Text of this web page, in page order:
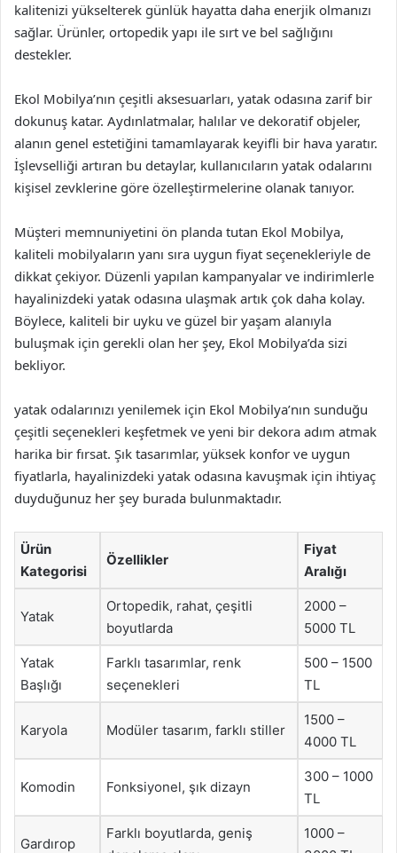
kalitenizi yükselterek günlük hayatta daha enerjik olmanızı
sağlar. Ürünler, ortopedik yapı ile sırt ve bel sağlığını
destekler.
Ekol Mobilya’nın çeşitli aksesuarları, yatak odasına zarif bir
dokunuş katar. Aydınlatmalar, halılar ve dekoratif objeler,
alanın genel estetiğini tamamlayarak keyifli bir hava yaratır.
İşlevselliği artıran bu detaylar, kullanıcıların yatak odalarını
kişisel zevklerine göre özelleştirmelerine olanak tanıyor.
Müşteri memnuniyetini ön planda tutan Ekol Mobilya,
kaliteli mobilyaların yanı sıra uygun fiyat seçenekleriyle de
dikkat çekiyor. Düzenli yapılan kampanyalar ve indirimlerle
hayalinizdeki yatak odasına ulaşmak artık çok daha kolay.
Böylece, kaliteli bir uyku ve güzel bir yaşam alanıyla
buluşmak için gerekli olan her şey, Ekol Mobilya’da sizi
bekliyor.
yatak odalarınızı yenilemek için Ekol Mobilya’nın sunduğu
çeşitli seçenekleri keşfetmek ve yeni bir dekora adım atmak
harika bir fırsat. Şık tasarımlar, yüksek konfor ve uygun
fiyatlarla, hayalinizdeki yatak odasına kavuşmak için ihtiyaç
duyduğunuz her şey burada bulunmaktadır.
Ürün
Kategorisi
Özellikler
Fiyat
Aralığı
Yatak
Ortopedik, rahat, çeşitli
boyutlarda
2000 –
5000 TL
Yatak
Başlığı
Farklı tasarımlar, renk
seçenekleri
500 – 1500
TL
Karyola Modüler tasarım, farklı stiller
1500 –
4000 TL
Komodin Fonksiyonel, şık dizayn
300 – 1000
TL
Gardırop
Farklı boyutlarda, geniş
1000 –